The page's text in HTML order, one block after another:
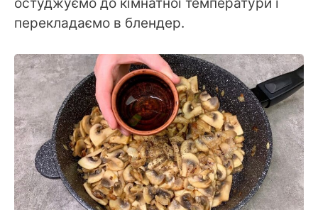
остуджуємо до кімнатної температури і
перекладаємо в блендер.